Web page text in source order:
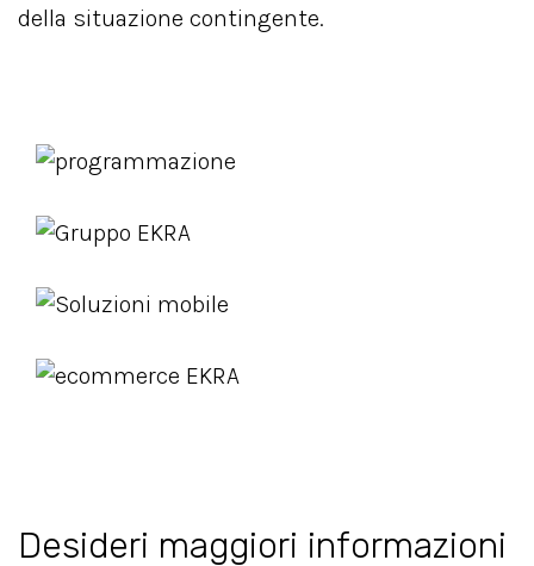
della situazione contingente.
Desideri maggiori informazioni